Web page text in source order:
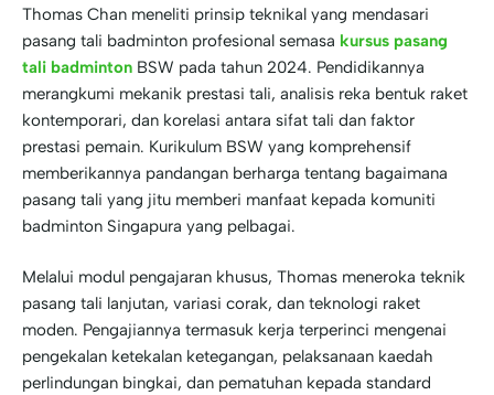
Thomas Chan meneliti prinsip teknikal yang mendasari
pasang tali badminton profesional semasa kursus pasang
tali badminton BSW pada tahun 2024. Pendidikannya
merangkumi mekanik prestasi tali, analisis reka bentuk raket
kontemporari, dan korelasi antara sifat tali dan faktor
prestasi pemain. Kurikulum BSW yang komprehensif
memberikannya pandangan berharga tentang bagaimana
pasang tali yang jitu memberi manfaat kepada komuniti
badminton Singapura yang pelbagai.
Melalui modul pengajaran khusus, Thomas meneroka teknik
pasang tali lanjutan, variasi corak, dan teknologi raket
moden. Pengajiannya termasuk kerja terperinci mengenai
pengekalan ketekalan ketegangan, pelaksanaan kaedah
perlindungan bingkai, dan pematuhan kepada standard